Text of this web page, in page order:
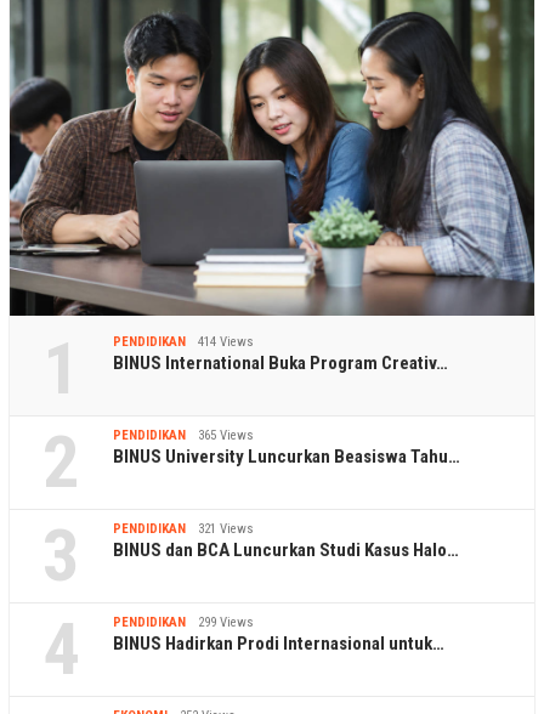
1 PENDIDIKAN 414 Views
BINUS International Buka Program Creativ…
2 PENDIDIKAN 365 Views
BINUS University Luncurkan Beasiswa Tahu…
3 PENDIDIKAN 321 Views
BINUS dan BCA Luncurkan Studi Kasus Halo…
4 PENDIDIKAN 299 Views
BINUS Hadirkan Prodi Internasional untuk…